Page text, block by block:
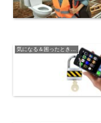
気になる＆困ったときの知識